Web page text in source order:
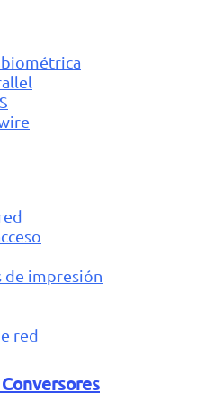
de impresión
red